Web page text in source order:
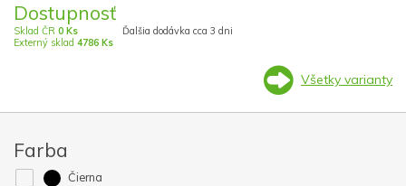
Dostupnosť
Sklad ČR 0 Ks
Externý sklad 4786 Ks
Ďalšia dodávka cca 3 dni
Všetky varianty
Farba
Čierna